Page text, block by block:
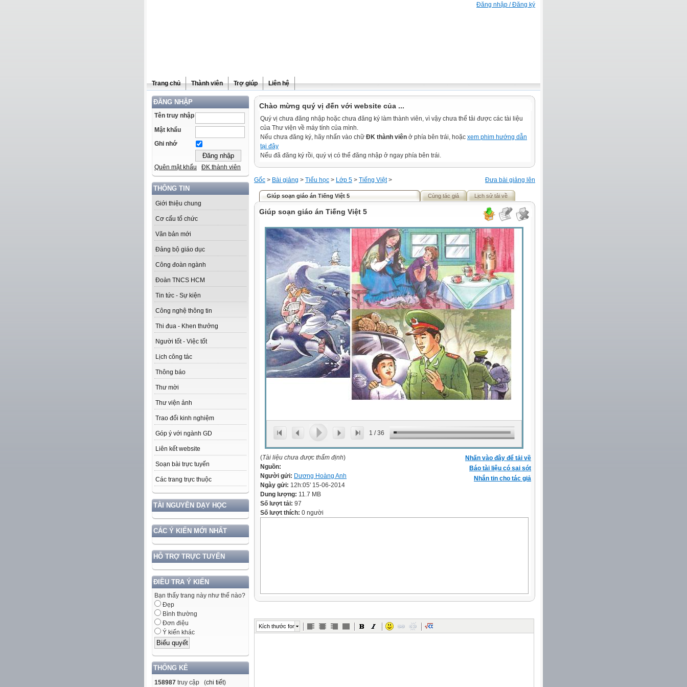
Đăng nhập / Đăng ký
Trang chủ Thành viên Trợ giúp Liên hệ
ĐĂNG NHẬP
Tên truy nhập
Mật khẩu
Ghi nhớ
Quên mật khẩu ĐK thành viên
THÔNG TIN
Giới thiệu chung
Cơ cấu tổ chức
Văn bản mới
Đảng bộ giáo dục
Công đoàn ngành
Đoàn TNCS HCM
Tin tức - Sự kiện
Công nghệ thông tin
Thi đua - Khen thưởng
Người tốt - Việc tốt
Lịch công tác
Thông báo
Thư mời
Thư viện ảnh
Trao đổi kinh nghiệm
Góp ý với ngành GD
Liên kết website
Soạn bài trực tuyến
Các trang trực thuộc
TÀI NGUYÊN DẠY HỌC
CÁC Ý KIẾN MỚI NHẤT
HỖ TRỢ TRỰC TUYẾN
ĐIỀU TRA Ý KIẾN
Bạn thấy trang này như thế nào?
Đẹp
Bình thường
Đơn điệu
Ý kiến khác
THỐNG KÊ
158987 truy cập (chi tiết)
Chào mừng quý vị đến với website của ...
Quý vị chưa đăng nhập hoặc chưa đăng ký làm thành viên, vì vậy chưa thể tải được các tài liệu
của Thư viện về máy tính của mình.
Nếu chưa đăng ký, hãy nhấn vào chữ ĐK thành viên ở phía bên trái, hoặc xem phim hướng dẫn
tại đây
Nếu đã đăng ký rồi, quý vị có thể đăng nhập ở ngay phía bên trái.
Đưa bài giảng lên
Gốc > Bài giảng > Tiểu học > Lớp 5 > Tiếng Việt>
Giúp soạn giáo án Tiếng Việt 5 Cùng tác giả Lịch sử tải về
Giúp soạn giáo án Tiếng Việt 5
1 /36
Nhấn vào đây để tải về
Báo tài liệu có sai sót
Nhắn tin cho tác giả
(Tài liệu chưa được thẩm định)
Nguồn:
Người gửi: Dương Hoàng Anh
Ngày gửi: 12h:05' 15-06-2014
Dung lượng: 11.7 MB
Số lượt tải: 97
Số lượt thích: 0 người
Kích thước font